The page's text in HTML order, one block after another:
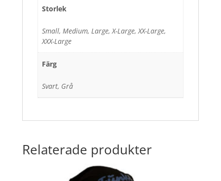
Storlek
Small, Medium, Large, X-Large, XX-Large,
XXX-Large
Färg
Svart, Grå
Relaterade produkter